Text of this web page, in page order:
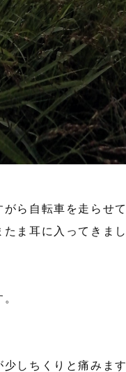
ら自転車を走らせ
ま耳に入ってきまし
しちくりと痛みます